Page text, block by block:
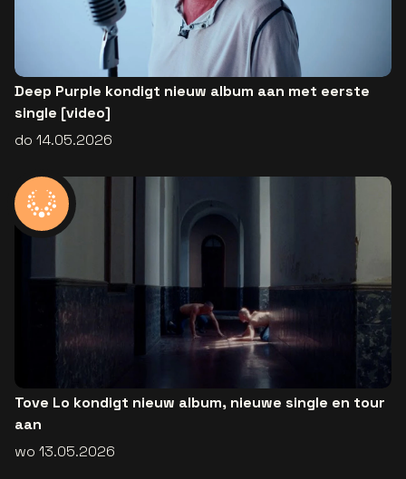
Deep Purple kondigt nieuw album aan met eerste
single [video]
do 14.05.2026
Tove Lo kondigt nieuw album, nieuwe single en tour
aan
wo 13.05.2026